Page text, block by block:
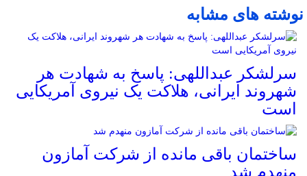
نوشته های مشابه
سرلشکر عبداللهی: پاسخ به شهادت هر
شهروند ایرانی، هلاکت یک نیروی آمریکایی
است
ساختمان باقی مانده از شرکت آمازون
منهدم شد